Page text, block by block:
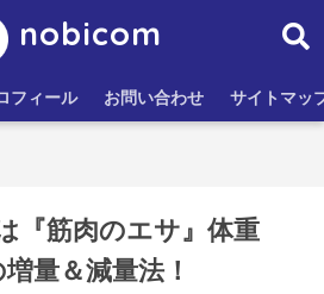
nobicom
フィール お問い合わせ サイトマッ
『筋肉のエサ』体重
量＆減量法！